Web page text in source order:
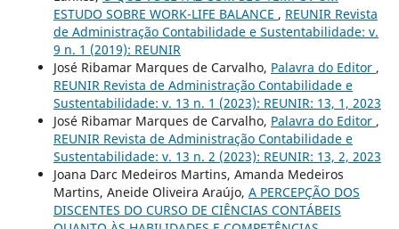
ESTUDO SOBRE WORK-LIFE BALANCE , REUNIR Revista
de Administração Contabilidade e Sustentabilidade: v.
9 n. 1 (2019): REUNIR
José Ribamar Marques de Carvalho, Palavra do Editor ,
REUNIR Revista de Administração Contabilidade e
Sustentabilidade: v. 13 n. 1 (2023): REUNIR: 13, 1, 2023
José Ribamar Marques de Carvalho, Palavra do Editor ,
REUNIR Revista de Administração Contabilidade e
Sustentabilidade: v. 13 n. 2 (2023): REUNIR: 13, 2, 2023
Joana Darc Medeiros Martins, Amanda Medeiros
Martins, Aneide Oliveira Araújo, A PERCEPÇÃO DOS
DISCENTES DO CURSO DE CIÊNCIAS CONTÁBEIS